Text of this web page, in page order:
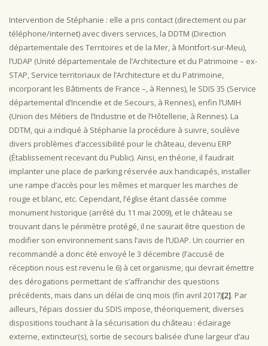
Intervention de Stéphanie : elle a pris contact (directement ou par
téléphone/internet) avec divers services, la DDTM (Direction
départementale des Territoires et de la Mer, à Montfort-sur-Meu),
l’UDAP (Unité départementale de l’Architecture et du Patrimoine – ex-
STAP, Service territoriaux de l’Architecture et du Patrimoine,
incorporant les Bâtiments de France –, à Rennes), le SDIS 35 (Service
départemental d’Incendie et de Secours, à Rennes), enfin l’UMIH
(Union des Métiers de l’Industrie et de l’Hôtellerie, à Rennes). La
DDTM, qui a indiqué à Stéphanie la procédure à suivre, soulève
divers problèmes d’accessibilité pour le château, devenu ERP
(Établissement recevant du Public). Ainsi, en théorie, il faudrait
implanter une place de parking réservée aux handicapés, installer
une rampe d’accès pour les mêmes et marquer les marches de
rouge et blanc, etc. Cependant, l’église étant classée comme
monument historique (arrêté du 11 mai 2009), et le château se
trouvant dans le périmètre protégé, il ne saurait être question de
modifier son environnement sans l’avis de l’UDAP. Un courrier en
recommandé a donc été envoyé le 3 décembre (l’accusé de
réception nous est revenu le 6) à cet organisme, qui devrait émettre
des dérogations permettant de s’affranchir des questions
précédents, mais dans un délai de cinq mois (fin avril 2017)[2]. Par
ailleurs, l’épais dossier du SDIS impose, théoriquement, diverses
dispositions touchant à la sécurisation du château : éclairage
externe, extincteur(s), sortie de secours balisée d’une largeur d’au